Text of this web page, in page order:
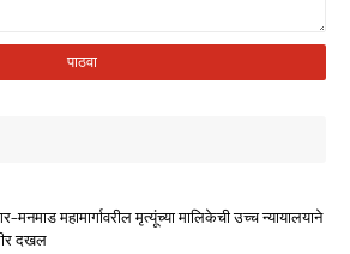
महामार्गावरील मृत्यूंच्या मालिकेची उच्च न्यायालयाने
दखल